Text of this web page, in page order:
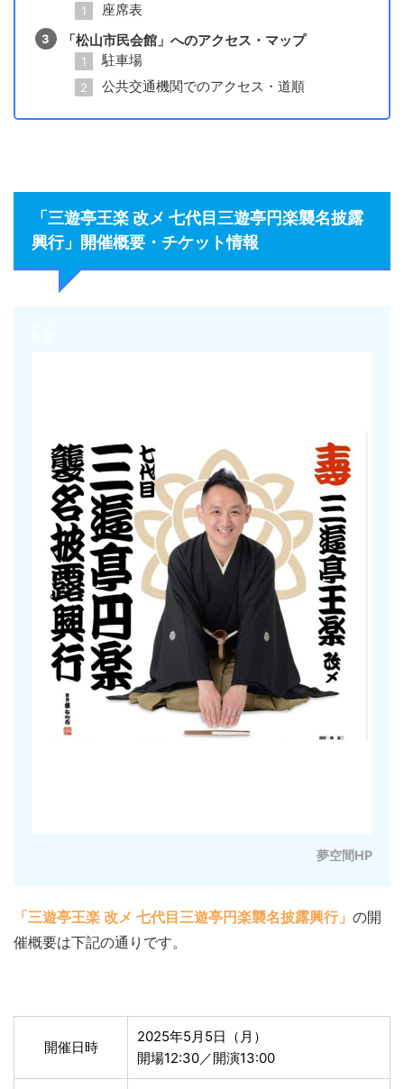
座席表
「松山市民会館」へのアクセス・マップ
駐車場
公共交通機関でのアクセス・道順
「三遊亭王楽 改メ 七代目三遊亭円楽襲名披露
興行」開催概要・チケット情報
夢空間HP
「三遊亭王楽 改メ 七代目三遊亭円楽襲名披露興行」 の開
催概要は下記の通りです。
開催日時
2025年5月5日（月）
開場12:30／開演13:00